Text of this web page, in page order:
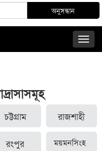
চট্টগ্রাম রাজশাহী
রংপুর ময়মনসিংহ